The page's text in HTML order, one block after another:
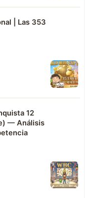
| Las 353
12
— Análisis